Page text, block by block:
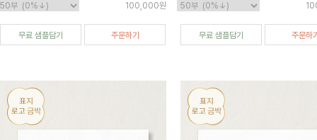
100,000원
무료 샘플담기 주문하기 무료 샘플담기 주문하